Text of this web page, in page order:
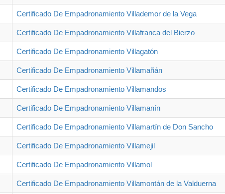
Certificado De Empadronamiento Villademor de la Vega
Certificado De Empadronamiento Villafranca del Bierzo
Certificado De Empadronamiento Villagatón
Certificado De Empadronamiento Villamañán
Certificado De Empadronamiento Villamandos
Certificado De Empadronamiento Villamanín
Certificado De Empadronamiento Villamartín de Don Sancho
Certificado De Empadronamiento Villamejil
Certificado De Empadronamiento Villamol
Certificado De Empadronamiento Villamontán de la Valduerna